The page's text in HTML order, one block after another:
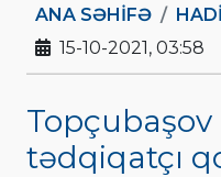
ANA SƏHIFƏ
15-10-2021, 03:58
tədqiqatçı